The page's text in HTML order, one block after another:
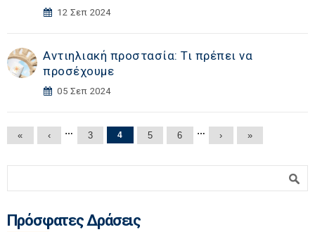
12 Σεπ 2024
Αντιηλιακή προστασία: Τι πρέπει να
προσέχουμε
05 Σεπ 2024
Σελίδες
« ‹ … 3 4 5 6 … › »
Πρόσφατες Δράσεις